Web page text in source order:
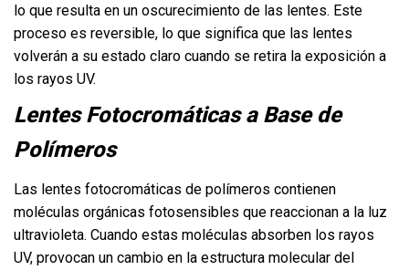
lo que resulta en un oscurecimiento de las lentes. Este
proceso es reversible, lo que significa que las lentes
volverán a su estado claro cuando se retira la exposición a
los rayos UV.
Lentes Fotocromáticas a Base de
Polímeros
Las lentes fotocromáticas de polímeros contienen
moléculas orgánicas fotosensibles que reaccionan a la luz
ultravioleta. Cuando estas moléculas absorben los rayos
UV, provocan un cambio en la estructura molecular del